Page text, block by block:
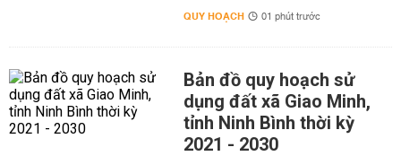
QUY HOẠCH 01 phút trước
Bản đồ quy hoạch sử
dụng đất xã Giao Minh,
tỉnh Ninh Bình thời kỳ
2021 - 2030